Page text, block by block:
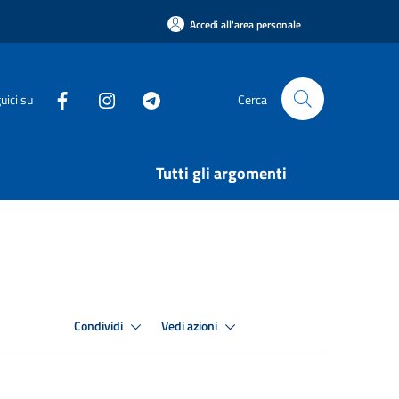
Accedi all'area personale
su Cerca
Tutti gli argomenti
Condividi Vedi azioni